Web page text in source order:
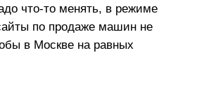
что-то менять, в режиме
по продаже машин не
в Москве на равных